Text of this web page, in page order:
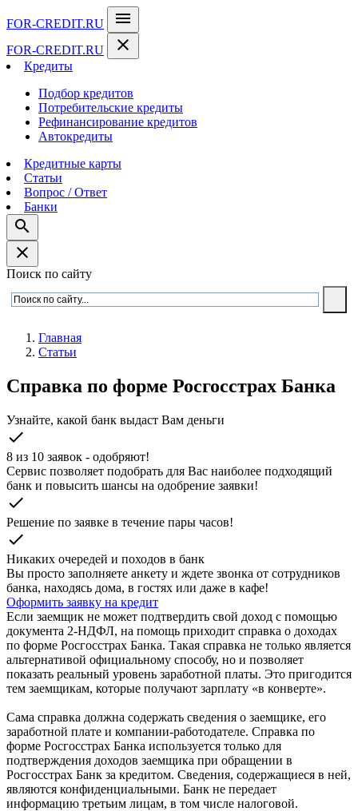
FOR-CREDIT.RU menu
FOR-CREDIT.RU close
Кредиты
Подбор кредитов
Потребительские кредиты
Рефинансирование кредитов
Автокредиты
Кредитные карты
Статьи
Вопрос / Ответ
Банки
search
close
Поиск по сайту
Главная
Статьи
Справка по форме Росгосстрах Банка
Узнайте, какой банк выдаст Вам деньги
check
8 из 10 заявок - одобряют!
Cервис позволяет подобрать для Вас наиболее подходящий
банк и повысить шансы на одобрение заявки!
check
Решение по заявке в течение пары часов!
check
Никаких очередей и походов в банк
Вы просто заполняете анкету и ждете звонка от сотрудников
банка, находясь дома, в гостях или даже в кафе!
Оформить заявку на кредит
Если заемщик не может подтвердить свой доход с помощью
документа 2-НДФЛ, на помощь приходит справка о доходах
по форме Росгосстрах Банка. Такая справка не только является
альтернативой официальному способу, но и позволяет
показать реальный уровень заработной платы. Это пригодится
тем заемщикам, которые получают зарплату «в конверте».
Сама справка должна содержать сведения о заемщике, его
заработной плате и компании-работодателе. Справка по
форме Росгосстрах Банка используется только для
подтверждения доходов заемщика при обращении в
Росгосстрах Банк за кредитом. Сведения, содержащиеся в ней,
являются конфиденциальными. Банк не передает
информацию третьим лицам, в том числе налоговой.